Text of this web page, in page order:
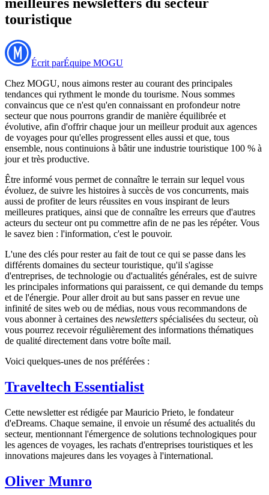
touristique
Écrit parÉquipe MOGU
Chez MOGU, nous aimons rester au courant des principales
tendances qui rythment le monde du tourisme. Nous sommes
convaincus que ce n'est qu'en connaissant en profondeur notre
secteur que nous pourrons grandir de manière équilibrée et
évolutive, afin d'offrir chaque jour un meilleur produit aux agences
de voyages pour qu'elles progressent elles aussi et que, tous
ensemble, nous continuions à bâtir une industrie touristique 100 % à
jour et très productive.
Être informé vous permet de connaître le terrain sur lequel vous
évoluez, de suivre les histoires à succès de vos concurrents, mais
aussi de profiter de leurs réussites en vous inspirant de leurs
meilleures pratiques, ainsi que de connaître les erreurs que d'autres
acteurs du secteur ont pu commettre afin de ne pas les répéter. Vous
le savez bien : l'information, c'est le pouvoir.
L'une des clés pour rester au fait de tout ce qui se passe dans les
différents domaines du secteur touristique, qu'il s'agisse
d'entreprises, de technologie ou d'actualités générales, est de suivre
les principales informations qui paraissent, ce qui demande du temps
et de l'énergie. Pour aller droit au but sans passer en revue une
infinité de sites web ou de médias, nous vous recommandons de
vous abonner à certaines des newsletters spécialisées du secteur, où
vous pourrez recevoir régulièrement des informations thématiques
de qualité directement dans votre boîte mail.
Voici quelques-unes de nos préférées :
Traveltech Essentialist
Cette newsletter est rédigée par Mauricio Prieto, le fondateur
d'eDreams. Chaque semaine, il envoie un résumé des actualités du
secteur, mentionnant l'émergence de solutions technologiques pour
les agences de voyages, les rachats d'entreprises touristiques et les
innovations majeures dans les voyages à l'international.
Oliver Munro